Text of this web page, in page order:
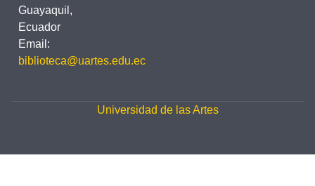
Guayaquil,
Ecuador
Email:
biblioteca@uartes.edu.ec
Universidad de las Artes